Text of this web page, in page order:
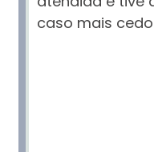
caso mais